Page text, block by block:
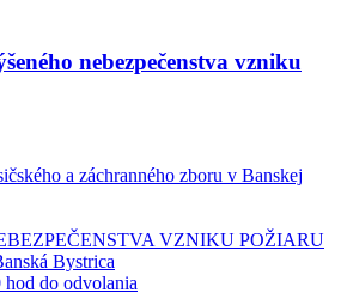
nebezpečenstva vzniku
a záchranného zboru v Banskej
VZNIKU POŽIARU
Bystrica
do odvolania